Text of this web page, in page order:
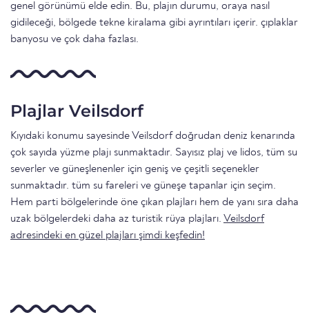
genel görünümü elde edin. Bu, plajın durumu, oraya nasıl
gidileceği, bölgede tekne kiralama gibi ayrıntıları içerir. çıplaklar
banyosu ve çok daha fazlası.
Plajlar Veilsdorf
Kıyıdaki konumu sayesinde Veilsdorf doğrudan deniz kenarında
çok sayıda yüzme plajı sunmaktadır. Sayısız plaj ve lidos, tüm su
severler ve güneşlenenler için geniş ve çeşitli seçenekler
sunmaktadır. tüm su fareleri ve güneşe tapanlar için seçim.
Hem parti bölgelerinde öne çıkan plajları hem de yanı sıra daha
uzak bölgelerdeki daha az turistik rüya plajları. Veilsdorf
adresindeki en güzel plajları şimdi keşfedin!